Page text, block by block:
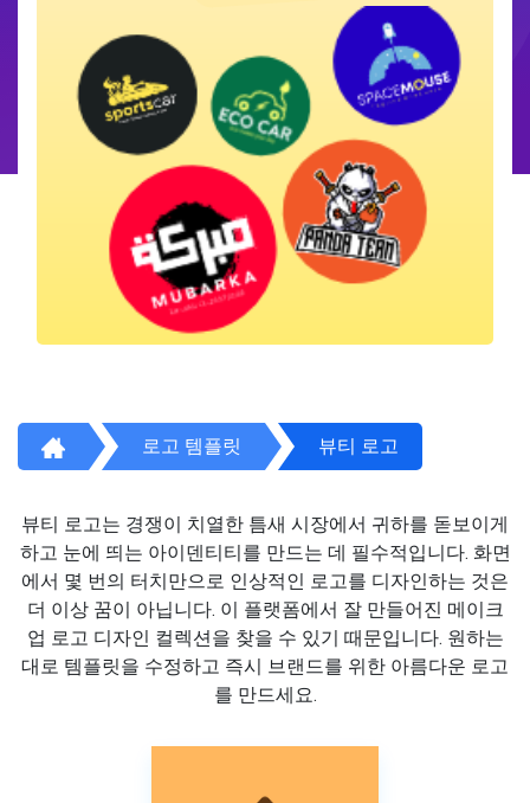
로고 템플릿 뷰티 로고
뷰티 로고는 경쟁이 치열한 틈새 시장에서 귀하를 돋보이게
하고 눈에 띄는 아이덴티티를 만드는 데 필수적입니다. 화면
에서 몇 번의 터치만으로 인상적인 로고를 디자인하는 것은
더 이상 꿈이 아닙니다. 이 플랫폼에서 잘 만들어진 메이크
업 로고 디자인 컬렉션을 찾을 수 있기 때문입니다. 원하는
대로 템플릿을 수정하고 즉시 브랜드를 위한 아름다운 로고
를 만드세요.